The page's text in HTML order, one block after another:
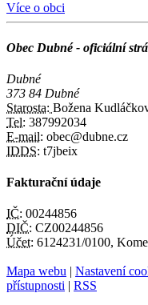
Více o obci
Obec Dubné - oficiální
Dubné
373 84 Dubné
Starosta: Božena
Tel: 387992034
E-mail: obec@dubne.cz
IDDS: t7jbeix
Fakturační údaje
IČ: 00244856
DIČ: CZ00244856
Účet: 6124231/0100,
Mapa webu Nastavení
přístupnosti
RSS